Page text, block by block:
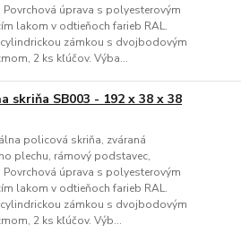
úprava s polyesterovým
lakom v odtieňoch farieb RAL.
zámkou s dvojbodovým
2 ks kľúčov. Výba...
skriňa SB003 - 192 x 38 x 38
policová skriňa, zváraná
plechu, rámový podstavec,
úprava s polyesterovým
lakom v odtieňoch farieb RAL.
zámkou s dvojbodovým
2 ks kľúčov. Výb...